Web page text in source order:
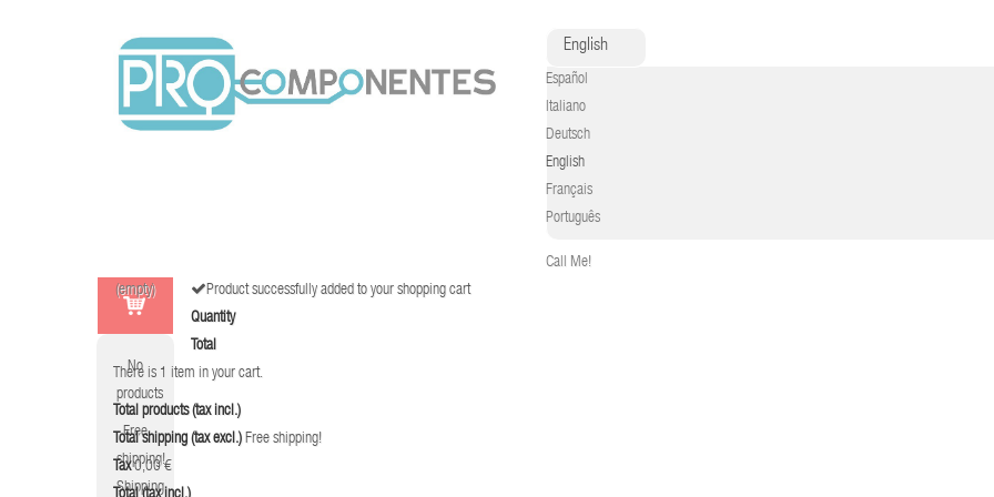
English
Español
Italiano
Deutsch
English
Français
Português
Call Me!
(empty)
No
products
Free
shipping!
Shipping
Product successfully added to your shopping cart
Quantity
Total
There is 1 item in your cart.
Total products (tax incl.)
Total shipping (tax excl.) Free shipping!
Tax 0,00 €